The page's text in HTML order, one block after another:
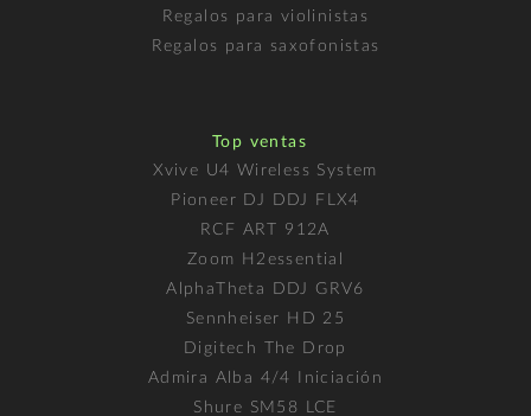
Regalos para violinistas
Regalos para saxofonistas
Top ventas
Xvive U4 Wireless System
Pioneer DJ DDJ FLX4
RCF ART 912A
Zoom H2essential
AlphaTheta DDJ GRV6
Sennheiser HD 25
Digitech The Drop
Admira Alba 4/4 Iniciación
Shure SM58 LCE